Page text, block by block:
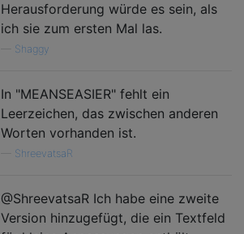
Herausforderung würde es sein, als
ich sie zum ersten Mal las.
Shaggy
In "MEANSEASIER" fehlt ein
Leerzeichen, das zwischen anderen
Worten vorhanden ist.
ShreevatsaR
@ShreevatsaR Ich habe eine zweite
Version hinzugefügt, die ein Textfeld